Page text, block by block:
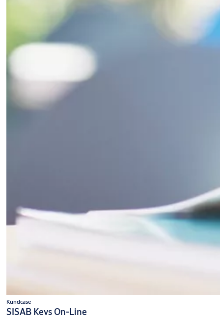
Kundcase
SISAB Keys On-Line